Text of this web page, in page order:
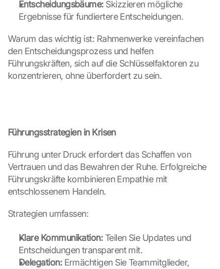
Entscheidungsbäume: Skizzieren mögliche
Ergebnisse für fundiertere Entscheidungen.
Warum das wichtig ist: Rahmenwerke vereinfachen
den Entscheidungsprozess und helfen
Führungskräften, sich auf die Schlüsselfaktoren zu
konzentrieren, ohne überfordert zu sein.
Führungsstrategien in Krisen
Führung unter Druck erfordert das Schaffen von
Vertrauen und das Bewahren der Ruhe. Erfolgreiche
Führungskräfte kombinieren Empathie mit
entschlossenem Handeln.
Strategien umfassen:
Klare Kommunikation: Teilen Sie Updates und
Entscheidungen transparent mit.
Delegation: Ermächtigen Sie Teammitglieder,
d
e
D
a
t
e
n
o
ü
b
e
t
a
g
e
n